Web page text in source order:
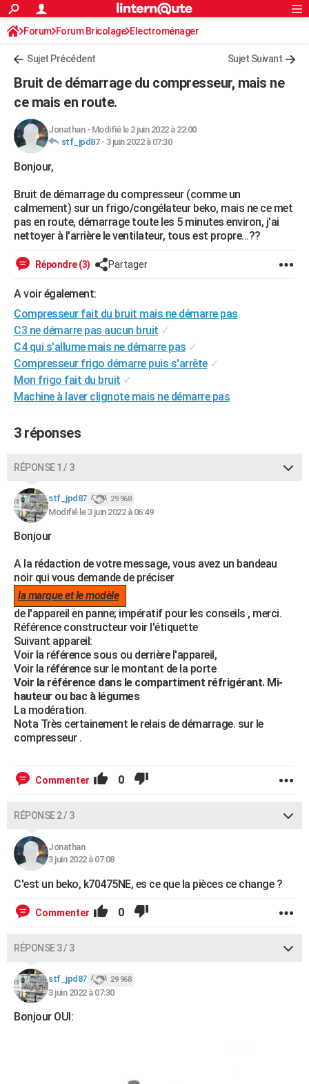
ACTUALITÉS
Politique
Société
Faits Divers
Education
Monde
Villes
+
Programme TV
Streaming
Sorties cinéma
FINANCE
Retraite
Impôts
Epargne
Immobilier
Risques naturels par ville
Banque
Assurance
Crédit
AUTO
Essais
Réserver un essai
Citadines
Berlines
SUV
Forum auto
HIGH-TECH
Forum
Aménagement intérieur
Extérieur
Cuisine
Salle de bains
Jardinage
Rangement
WEEK-END
Guides de France
Escapades
Patrimoine
Expositions
Musées
Week-end nature
+LIFESTYLE
Art de vivre
Bien-être
Loisirs
Mode
Modes de vie
SANTE
Alimentation
Guide de la santé
Maladies
Médicaments
Sommeil
VOYAGE
Destinations
City break
Voyage nature
Voyage de noces
Forum
PHOTO
GUIDES D'ACHAT
BONS PLANS
Carte de Noël
Carte Bonne année
Carte Saint-Valentin
Carte Pâques
Carte d'anniversaire
DICTIONNAIRE
Dictionnaire
Biographies
Citations
Expressions
Proverbes
PROGRAMME TV
COPAINS D'AVANT
S'inscrire
Se connecter
Lycées
Collèges
Primaires
Universités
Entreprises
Service militaire
Avis de recherche
AVIS DE DÉCÈS
Bricolage
Lifestyle
Culture
Sport
Auto
Television
Voyage
Cinema
S'inscrire
Connexion
Forum Forum Bricolage Electroménager
Sujet Précédent Sujet Suivant
Bruit de démarrage du compresseur, mais ne
ce mais en route.
Jonathan- Modifié le 2 juin 2022 à 22:00
stf_jpd87- 3 juin 2022 à 07:30
Bonjour,
Bruit de démarrage du compresseur (comme un
calmement) sur un frigo/congélateur beko, mais ne ce met
pas en route, démarrage toute les 5 minutes environ, j'ai
nettoyer à l'arrière le ventilateur, tous est propre...??
Répondre (3) Partager
A voir également:
Compresseur fait du bruit mais ne démarre pas
C3 ne démarre pas aucun bruit ✓
C4 qui s'allume mais ne démarre pas ✓
Compresseur frigo démarre puis s'arrête ✓
Mon frigo fait du bruit ✓
Machine à laver clignote mais ne démarre pas
3 réponses
RÉPONSE 1 / 3
stf_jpd87 29 968
Modifié le 3 juin 2022 à 06:49
Bonjour
A la rédaction de votre message, vous avez un bandeau
noir qui vous demande de préciser
la marque et le modèle
de l'appareil en panne; impératif pour les conseils , merci.
Référence constructeur voir l'étiquette
Suivant appareil:
Voir la référence sous ou derrière l'appareil,
Voir la référence sur le montant de la porte
Voir la référence dans le compartiment réfrigérant. Mi-
hauteur ou bac à légumes
La modération.
Nota Très certainement le relais de démarrage. sur le
compresseur .
Commenter 0
RÉPONSE 2 / 3
Jonathan
3 juin 2022 à 07:08
C'est un beko, k70475NE, es ce que la pièces ce change ?
Commenter 0
RÉPONSE 3 / 3
stf_jpd87 29 968
3 juin 2022 à 07:30
Bonjour OUI: